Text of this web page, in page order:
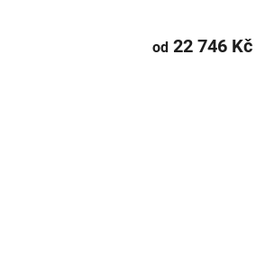
od22 746 Kč